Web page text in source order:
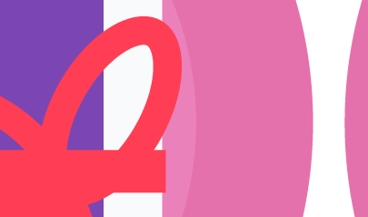
Ручки держатели
Тренировка и эскиз
Подставки и емкости